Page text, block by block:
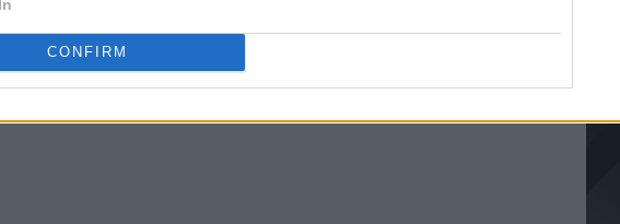
CONFIRM
των καημενων,τα τρία γράμματα που έγιναν τέσσερα και το
που ασπρισε,πιπακια από ΑΕΚ για όνομα και Άρη για χρώμα,και
αλλού κινήσαμε και αλλού η ζωή μας πάει"